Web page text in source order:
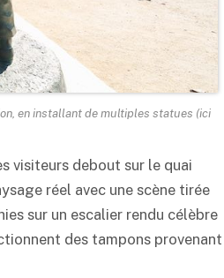
en installant de multiples statues (ici
visiteurs debout sur le quai
réel avec une scène tirée
sur un escalier rendu célèbre
des tampons provenant